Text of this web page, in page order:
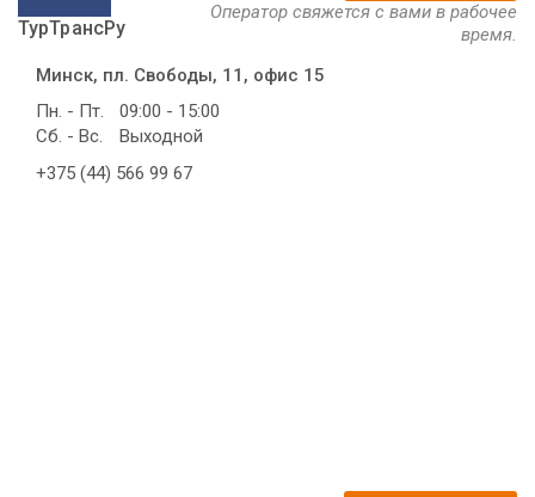
ТурТрансРу
Оператор свяжется с вами в рабочее
время.
Минск, пл. Свободы, 11, офис 15
Пн. - Пт.
09:00 - 15:00
Сб. - Вс.
Выходной
+375 (44) 566 99 67